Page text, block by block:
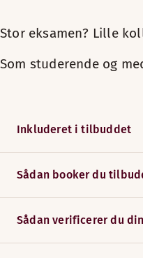
Stor eksamen? Lille
Som studerende og
Inkluderet i tilbuddet
Sådan booker du
Sådan verificerer du